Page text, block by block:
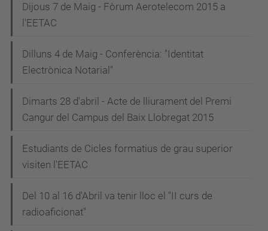
Dijous 7 de Maig - Fòrum Aerotelecom 2015 a
l'EETAC
Dilluns 4 de Maig - Conferència: "Identitat
Electrònica Notarial"
Dimarts 28 d'abril - Acte de lliurament del Premi
Cangur del Campus del Baix Llobregat 2015
Estudiants de Cicles formatius de grau superior
visiten l'EETAC
Del 10 al 16 d'Abril va tenir lloc el "II curs de
radioaficionat"